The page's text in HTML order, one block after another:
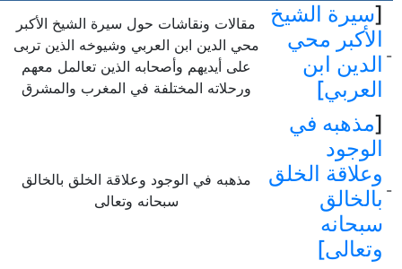
-
[سيرة الشيخ
الأكبر محي
الدين ابن
العربي]
مقالات ونقاشات حول سيرة الشيخ الأكبر
محي الدين ابن العربي وشيوخه الذين تربى
على أيديهم وأصحابه الذين تعالمل معهم
ورحلاته المختلفة في المغرب والمشرق
-
[مذهبه في
الوجود
وعلاقة الخلق
بالخالق
سبحانه
وتعالى]
مذهبه في الوجود وعلاقة الخلق بالخالق
سبحانه وتعالى